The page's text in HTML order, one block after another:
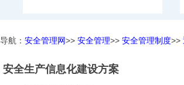
导航： 安全管理网>> 安全管理>> 安全管理制度>>
安全生产信息化建设方案